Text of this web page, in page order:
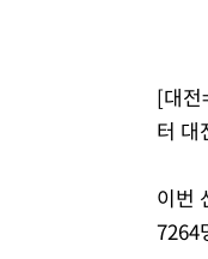
'여긴 20도,
콜롬비아
[대전
터 대
이번
7264